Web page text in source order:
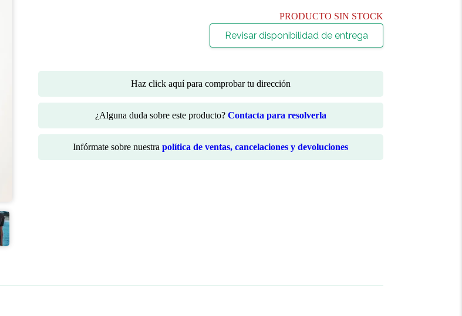
PRODUCTO SIN STOCK
Revisar disponibilidad de entrega
Haz click aquí para comprobar tu dirección
¿Alguna duda sobre este producto? Contacta para resolverla
Infórmate sobre nuestrapolítica de ventas, cancelaciones y devoluciones